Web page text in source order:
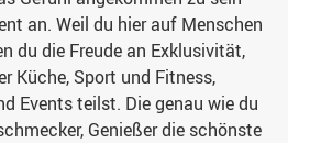
an. Weil du hier auf Menschen
du die Freude an Exklusivität,
Küche, Sport und Fitness,
Events teilst. Die genau wie du
Genießer die schönste